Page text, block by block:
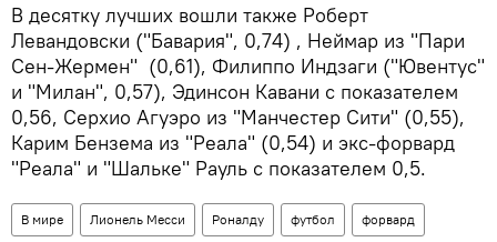
В десятку лучших вошли также Роберт
Левандовски ("Бавария", 0,74) , Неймар из "Пари
Сен-Жермен" (0,61), Филиппо Индзаги ("Ювентус"
и "Милан", 0,57), Эдинсон Кавани с показателем
0,56, Серхио Агуэро из "Манчестер Сити" (0,55),
Карим Бензема из "Реала" (0,54) и экс-форвард
"Реала" и "Шальке" Рауль с показателем 0,5.
В мире Лионель Месси Роналду футбол форвард